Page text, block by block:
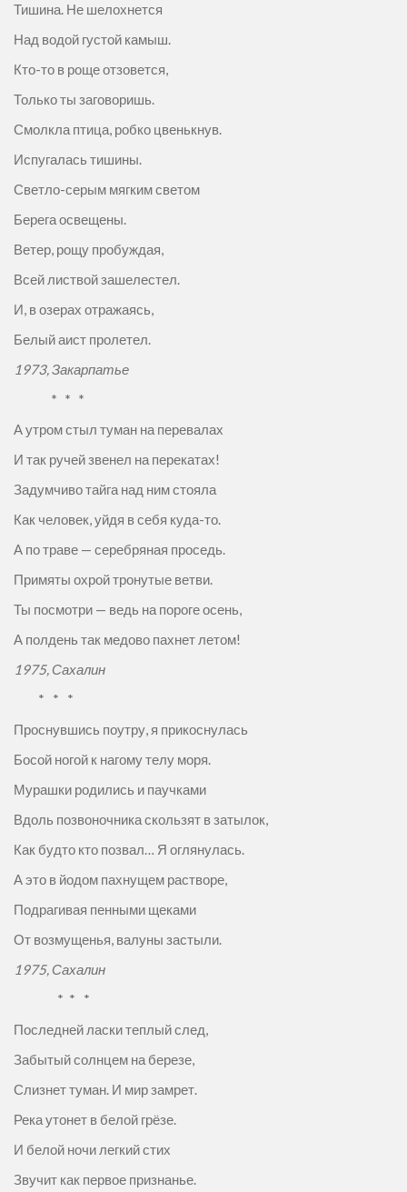
Тишина. Не шелохнется
Над водой густой камыш.
Кто-то в роще отзовется,
Только ты заговоришь.
Смолкла птица, робко цвенькнув.
Испугалась тишины.
Светло-серым мягким светом
Берега освещены.
Ветер, рощу пробуждая,
Всей листвой зашелестел.
И, в озерах отражаясь,
Белый аист пролетел.
1973,Закарпатье
* * *
А утром стыл туман на перевалах
И так ручей звенел на перекатах!
Задумчиво тайга над ним стояла
Как человек, уйдя в себя куда-то.
А по траве — серебряная проседь.
Примяты охрой тронутые ветви.
Ты посмотри — ведь на пороге осень,
А полдень так медово пахнет летом!
1975, Сахалин
* * *
Проснувшись поутру, я прикоснулась
Босой ногой к нагому телу моря.
Мурашки родились и паучками
Вдоль позвоночника скользят в затылок,
Как будто кто позвал… Я оглянулась.
А это в йодом пахнущем растворе,
Подрагивая пенными щеками
От возмущенья, валуны застыли.
1975, Сахалин
* * *
Последней ласки теплый след,
Забытый солнцем на березе,
Слизнет туман. И мир замрет.
Река утонет в белой грёзе.
И белой ночи легкий стих
Звучит как первое признанье.